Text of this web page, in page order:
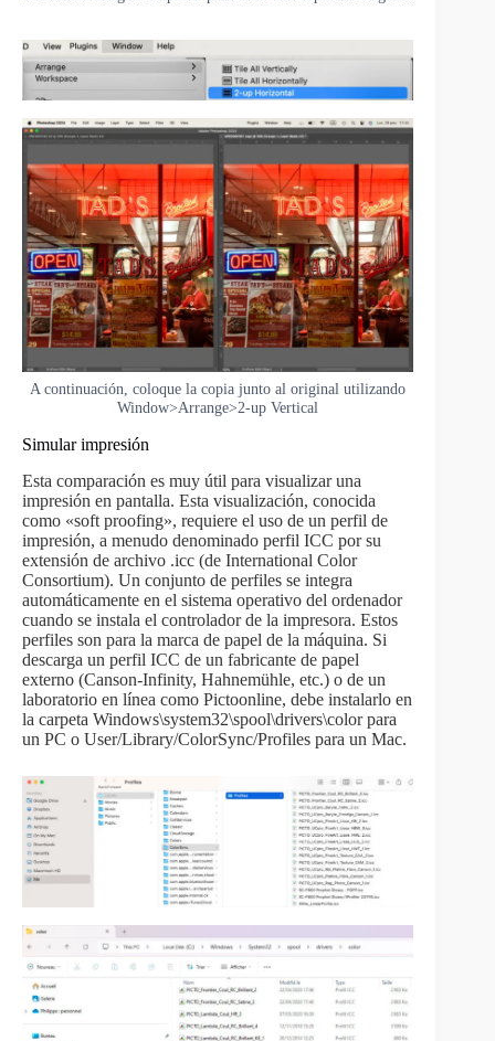
A continuación, coloque la copia junto al original utilizando
Window>Arrange>2-up Vertical
Simular impresión
Esta comparación es muy útil para visualizar una
impresión en pantalla. Esta visualización, conocida
como «soft proofing», requiere el uso de un perfil de
impresión, a menudo denominado perfil ICC por su
extensión de archivo .icc (de International Color
Consortium). Un conjunto de perfiles se integra
automáticamente en el sistema operativo del ordenador
cuando se instala el controlador de la impresora. Estos
perfiles son para la marca de papel de la máquina. Si
descarga un perfil ICC de un fabricante de papel
externo (Canson-Infinity, Hahnemühle, etc.) o de un
laboratorio en línea como Pictoonline, debe instalarlo en
la carpeta Windows\system32\spool\drivers\color para
un PC o User/Library/ColorSync/Profiles para un Mac.